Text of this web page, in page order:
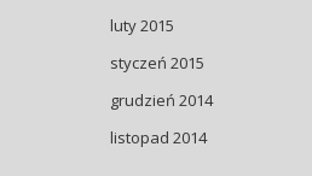
luty 2015
styczeń 2015
grudzień 2014
listopad 2014